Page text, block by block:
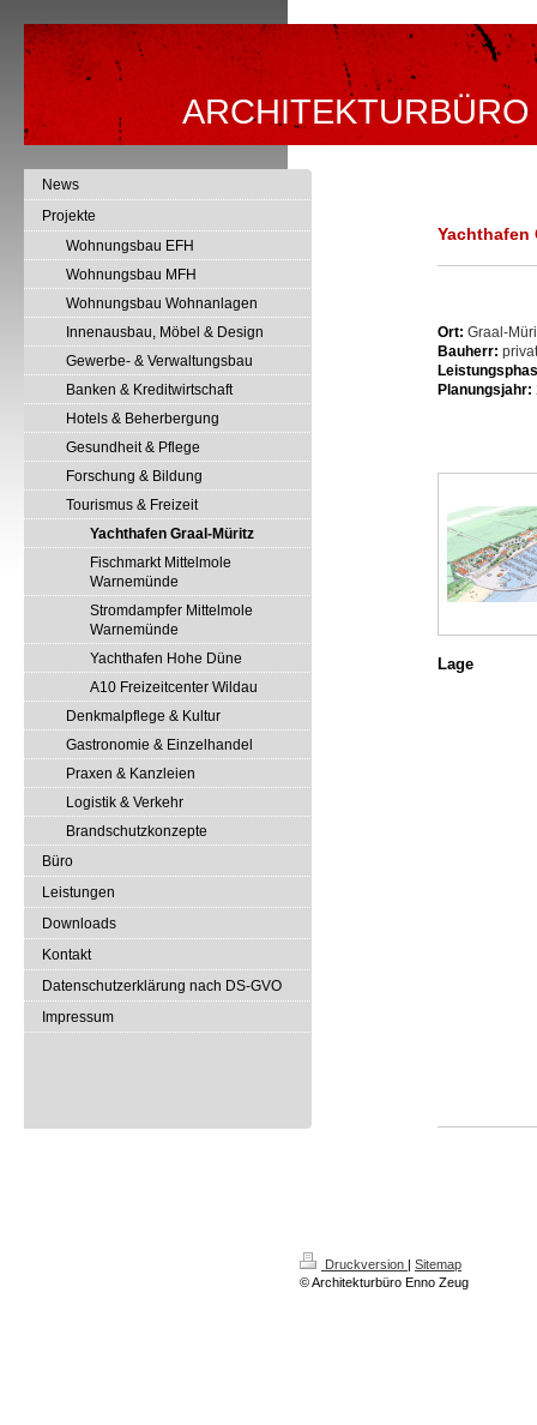
Yachthafen
Ort: Graal-
Bauherr: privat
Planungsjahr:
Lage
News
Projekte
Wohnungsbau EFH
Wohnungsbau MFH
Wohnungsbau Wohnanlagen
Innenausbau, Möbel & Design
Gewerbe- & Verwaltungsbau
Banken & Kreditwirtschaft
Hotels & Beherbergung
Gesundheit & Pflege
Forschung & Bildung
Tourismus & Freizeit
Yachthafen Graal-Müritz
Fischmarkt Mittelmole
Warnemünde
Stromdampfer Mittelmole
Warnemünde
Yachthafen Hohe Düne
A10 Freizeitcenter Wildau
Denkmalpflege & Kultur
Gastronomie & Einzelhandel
Praxen & Kanzleien
Logistik & Verkehr
Brandschutzkonzepte
Büro
Leistungen
Downloads
Kontakt
Datenschutzerklärung nach DS-GVO
Impressum
Druckversion | Sitemap
© Architekturbüro Enno Zeug